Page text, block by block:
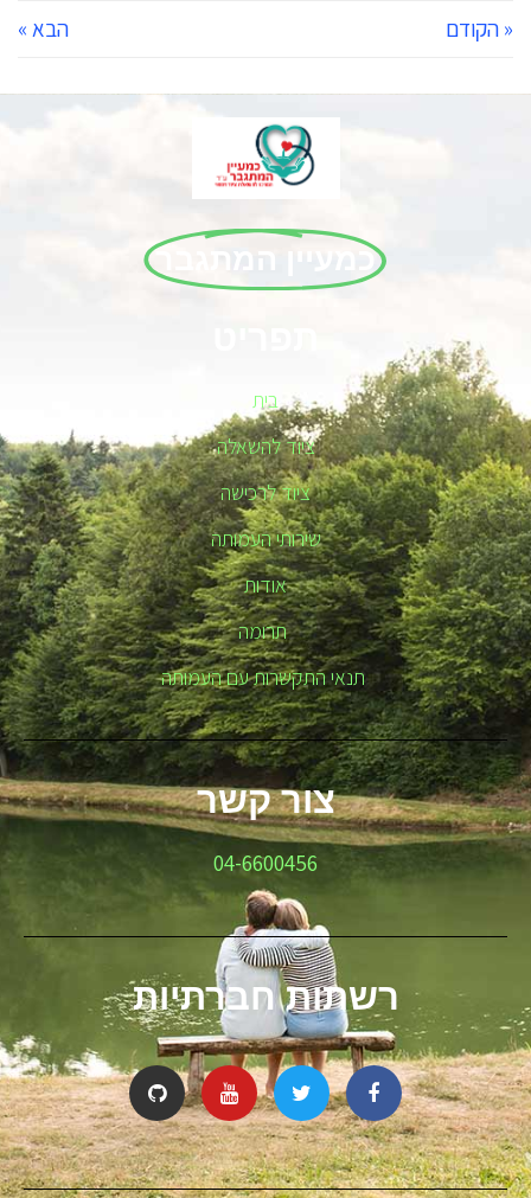
« הקודם הבא »
כמעיין המתגבר
בית
ציוד להשאלה
ציוד לרכישה
שירותי העמותה
אודות
תרומה
תנאי התקשרות עם העמותה
צור קשר
04-6600456
רשתות חברתיות